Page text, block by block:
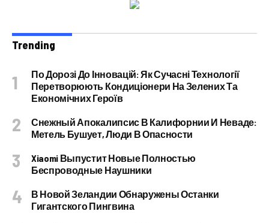
Trending
По Дорозі До Інновацій: Як Сучасні Технології
Перетворюють Кондиціонери На Зелених Та
Економічних Героїв
Снежный Апокалипсис В Калифорнии И Неваде:
Метель Бушует, Люди В Опасности
Xiaomi Выпустит Новые Полностью
Беспроводные Наушники
В Новой Зеландии Обнаружены Останки
Гигантского Пингвина